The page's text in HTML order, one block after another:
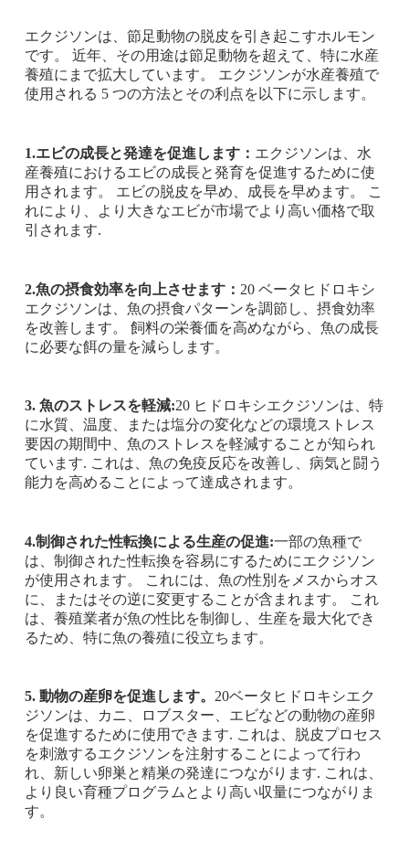
エクジソンは、節足動物の脱皮を引き起こすホルモン
です。 近年、その用途は節足動物を超えて、特に水産
養殖にまで拡大しています。 エクジソンが水産養殖で
使用される 5 つの方法とその利点を以下に示します。
1.エビの成長と発達を促進します： エクジソンは、水
産養殖におけるエビの成長と発育を促進するために使
用されます。 エビの脱皮を早め、成長を早めます。 こ
れにより、より大きなエビが市場でより高い価格で取
引されます.
2.魚の摂食効率を向上させます： 20 ベータヒドロキシ
エクジソンは、魚の摂食パターンを調節し、摂食効率
を改善します。 飼料の栄養価を高めながら、魚の成長
に必要な餌の量を減らします。
3. 魚のストレスを軽減:20 ヒドロキシエクジソンは、特
に水質、温度、または塩分の変化などの環境ストレス
要因の期間中、魚のストレスを軽減することが知られ
ています. これは、魚の免疫反応を改善し、病気と闘う
能力を高めることによって達成されます。
4.制御された性転換による生産の促進:一部の魚種で
は、制御された性転換を容易にするためにエクジソン
が使用されます。 これには、魚の性別をメスからオス
に、またはその逆に変更することが含まれます。 これ
は、養殖業者が魚の性比を制御し、生産を最大化でき
るため、特に魚の養殖に役立ちます。
5. 動物の産卵を促進します。 20ベータヒドロキシエク
ジソンは、カニ、ロブスター、エビなどの動物の産卵
を促進するために使用できます. これは、脱皮プロセス
を刺激するエクジソンを注射することによって行わ
れ、新しい卵巣と精巣の発達につながります. これは、
より良い育種プログラムとより高い収量につながりま
す。